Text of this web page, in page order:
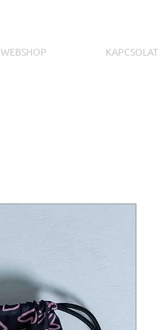
WEBSHOP KAPCSOLAT